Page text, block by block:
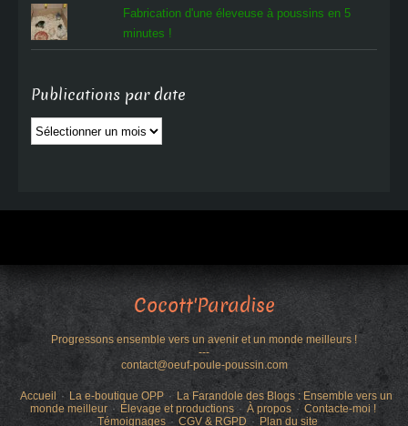
Fabrication d'une éleveuse à poussins en 5
minutes !
Publications par date
Publications
par
Cocott'Paradise
Progressons ensemble vers un avenir et un monde meilleurs !
---
contact@oeuf-poule-poussin.com
Accueil La e-boutique OPP
La Farandole des Blogs : Ensemble vers un
monde meilleur
Élevage et productions À propos
Contacte-moi !
Témoignages
CGV & RGPD Plan du site